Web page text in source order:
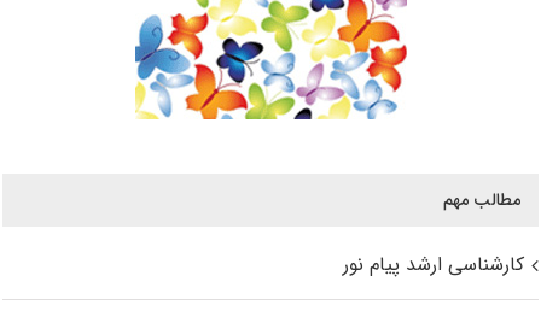
مطالب مهم
کارشناسی ارشد پیام نور